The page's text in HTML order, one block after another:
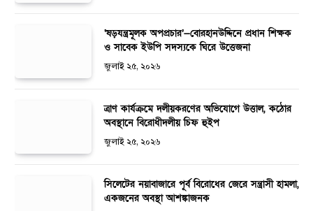
‘ষড়যন্ত্রমূলক অপপ্রচার’—বোরহানউদ্দিনে প্রধান শিক্ষক
ও সাবেক ইউপি সদস্যকে ঘিরে উত্তেজনা
জুলাই ২৫, ২০২৬
ত্রাণ কার্যক্রমে দলীয়করণের অভিযোগে উত্তাল, কঠোর
অবস্থানে বিরোধীদলীয় চিফ হুইপ
জুলাই ২৫, ২০২৬
সিলেটের নয়াবাজারে পূর্ব বিরোধের জেরে সন্ত্রাসী হামলা,
একজনের অবস্থা আশঙ্কাজনক